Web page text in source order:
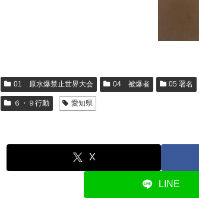
01 原水爆禁止世界大会 04 被爆者 05 署名
６・９行動 愛知県
X
LINE